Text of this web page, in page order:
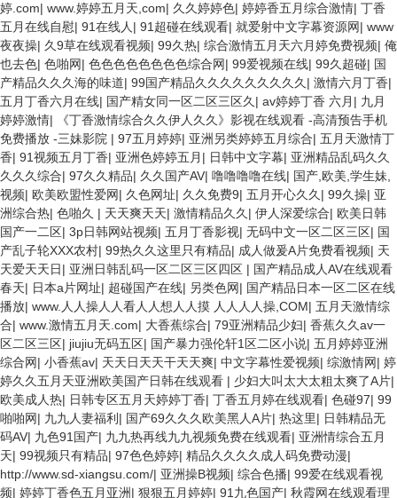
婷.com| www.婷婷五月天,com| 久久婷婷色| 婷婷香五月综合激情| 丁香
五月在线自慰| 91在线人 | 91超碰在线观看| 就爱射中文字幕资源网| www
夜夜操| 久9草在线观看视频| 99久热| 综合激情五月天六月婷免费视频| 俺
也去色| 色啪网| 色色色色色色色色综合网| 99爱视频在线| 99久超碰| 国
产精品久久久海的味道| 99国产精品久久久久久久久久久 | 激情六月丁香|
五月丁香六月在线| 国产精女同一区二区三区久 | av婷婷丁香 六月 | 九月
婷婷激情|
《丁香激情综合久久伊人久久》影视在线观看 -高清预告手机
免费播放 -三妹影院 | 97五月婷婷| 亚洲另类婷婷五月综合| 五月天激情丁
香| 91视频五月丁香| 亚洲色婷婷五月 | 日韩中文字幕| 亚洲精品乱码久久
久久久综合| 97久久精品| 久久国产AV| 噜噜噜噜在线| 国产,欧美,学生妹,
视频| 欧美欧盟性爱网| 久色网址| 久久免费9| 五月开心久久 | 99久操| 亚
洲综合热| 色啪久 | 天天爽天天| 激情精品久久 | 伊人深爱综合| 欧美日韩
国产一二区| 3p日韩网站视频| 五月丁香影视| 无码中文一区二区三区| 国
产乱子轮XXX农村| 99热久久这里只有精品| 成人做爰A片免费看视频| 天
天爱天天日| 亚洲日韩乱码一区二区三区四区 | 国产精品成人AV在线观看
春天| 日本a片网址| 超碰国产在线| 另类色网| 国产精品日本一区二区在线
播放| www.人人操人人看人人想人人摸 人人人人操,COM| 五月天激情综
合| www.激情五月天.com| 大香蕉综合| 79亚洲精品少妇| 香蕉久久av一
区二区三区| jiujiu无码五区| 国产暴力强伦轩1区二区小说| 五月婷婷亚洲
综合网| 小香蕉av| 天天日天天干天天爽| 中文字幕性爱视频| 综激情网| 婷
婷久久五月天亚洲欧美国产日韩在线观看 | 少妇大叫太大太粗太爽了A片|
欧美成人热| 日韩专区五月天婷婷丁香| 丁香五月婷在线观看| 色碰97| 99
啪啪网| 九九人妻福利 | 国产69久久久欧美黑人A片| 热这里| 日韩精品无
码AV| 九色91国产| 九九热再线九九视频免费在线观看| 亚洲情综合五月
天| 99视频只有精品| 97色色婷婷| 精品久久久久成人码免费动漫|
http://www.sd-xiangsu.com/| 亚洲操B视频| 综合色播| 99爱在线观看视
频| 婷婷丁香色五月亚洲| 狠狠五月婷婷| 91九色国产| 秋霞网在线观看理